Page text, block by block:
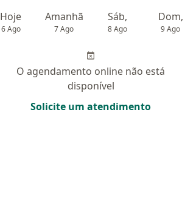
Hoje
6 Ago
Amanhã
7 Ago
Sáb,
8 Ago
Dom,
9 Ago
O agendamento online não está
disponível
Solicite um atendimento